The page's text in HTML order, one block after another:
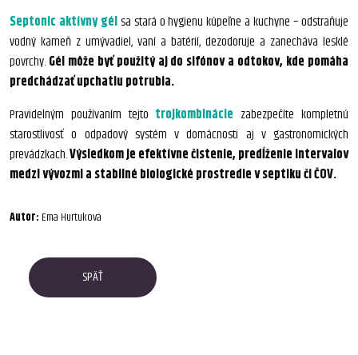
Septonic aktívny gélsa stará o hygienu kúpeľne a kuchyne – odstraňuje
vodný kameň z umývadiel, vaní a batérií, dezodoruje a zanecháva lesklé
povrchy. Gél môže byť použitý aj do sifónov a odtokov, kde pomáha
predchádzať upchatiu potrubia.
Pravidelným používaním tejto trojkombinácie zabezpečíte kompletnú
starostlivosť o odpadový systém v domácnosti aj v gastronomických
prevádzkach.Výsledkom je efektívne čistenie, predĺženie intervalov
medzi vývozmi a stabilné biologické prostredie v septiku či ČOV.
Autor: Ema Hurtuková
SPÄŤ